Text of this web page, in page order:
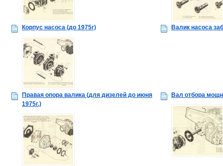
Корпус насоса (до 1975г) Валик насоса
Правая опора валика (для дизелей до июня
1975г.)
Вал отбора